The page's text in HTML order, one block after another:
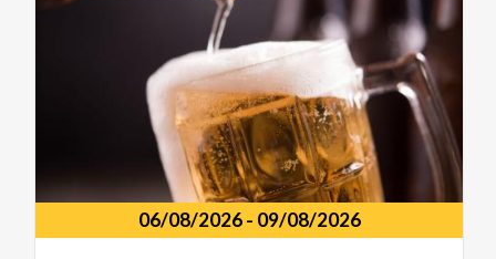
06/08/2026- 09/08/2026